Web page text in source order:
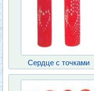
Сердце с точками